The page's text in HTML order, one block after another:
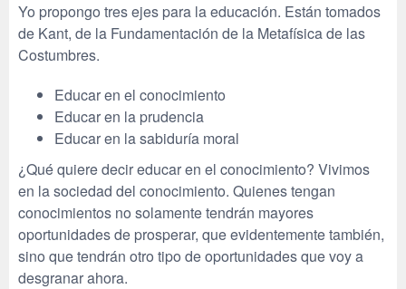
Yo propongo tres ejes para la educación. Están tomados
de Kant, de la Fundamentación de la Metafísica de las
Costumbres.
Educar en el conocimiento
Educar en la prudencia
Educar en la sabiduría moral
¿Qué quiere decir educar en el conocimiento? Vivimos
en la sociedad del conocimiento. Quienes tengan
conocimientos no solamente tendrán mayores
oportunidades de prosperar, que evidentemente también,
sino que tendrán otro tipo de oportunidades que voy a
desgranar ahora.